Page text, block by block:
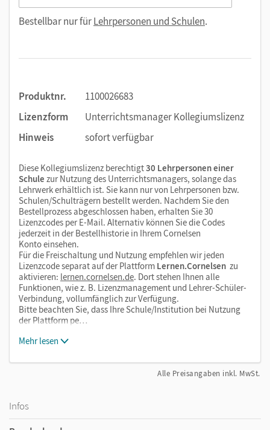
Bestellbar nur fürLehrpersonen und Schulen.
Produktnr.
1100026683
Lizenzform
Unterrichtsmanager Kollegiumslizenz
Hinweis
sofort verfügbar
Diese Kollegiumslizenz berechtigt30 Lehrpersonen einer
Schule zur Nutzung des Unterrichtsmanagers, solange das
Lehrwerk erhältlich ist. Sie kann nur von Lehrpersonen bzw.
Schulen/Schulträgern bestellt werden. Nachdem Sie den
Bestellprozess abgeschlossen haben, erhalten Sie 30
Lizenzcodes per E-Mail. Alternativ können Sie die Codes
jederzeit in der Bestellhistorie in Ihrem Cornelsen
Konto einsehen.
Für die Freischaltung und Nutzung empfehlen wir jeden
Lizenzcode separat auf der Plattform Lernen.Cornelsen zu
aktivieren: lernen.cornelsen.de. Dort stehen Ihnen alle
Funktionen, wie z. B. Lizenzmanagement und Lehrer-Schüler-
Verbindung, vollumfänglich zur Verfügung.
Bitte beachten Sie, dass Ihre Schule/Institution bei Nutzung
der Plattform pe…
Mehr lesen
Alle Preisangaben inkl. MwSt.
Infos